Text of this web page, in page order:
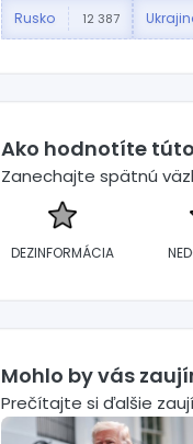
Rusko 12 387
Ako hodnotíte
Zanechajte spätnú
DEZINFORMÁCIA
Mohlo by vás
Prečítajte si ďalšie